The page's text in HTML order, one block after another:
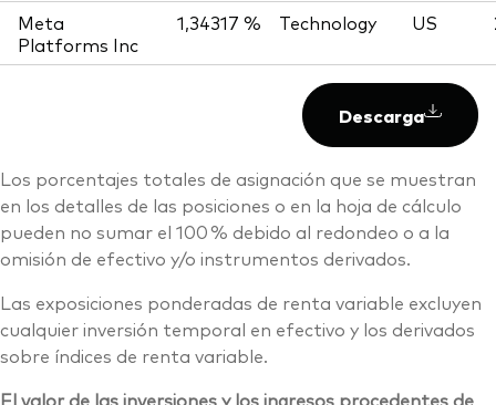
Meta
Platforms Inc
1,34317 % Technology US
Descarga
Los porcentajes totales de asignación que se muestran
en los detalles de las posiciones o en la hoja de cálculo
pueden no sumar el 100 % debido al redondeo o a la
omisión de efectivo y/o instrumentos derivados.
Las exposiciones ponderadas de renta variable excluyen
cualquier inversión temporal en efectivo y los derivados
sobre índices de renta variable.
El valor de las inversiones y los ingresos procedentes de